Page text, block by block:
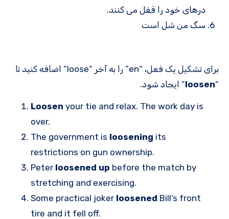
درهای خود را قفل می کنند.
سگ من شل است
برای تشکیل یک فعل، “en” را به آخر “loose” اضافه کنید تا
“
loosen” ایجاد شود.
Loosen your tie and relax. The work day is
over.
The government is loosening its
restrictions on gun ownership.
Peter loosened up before the match by
stretching and exercising.
Some practical joker loosened Bill’s front
tire and it fell off.